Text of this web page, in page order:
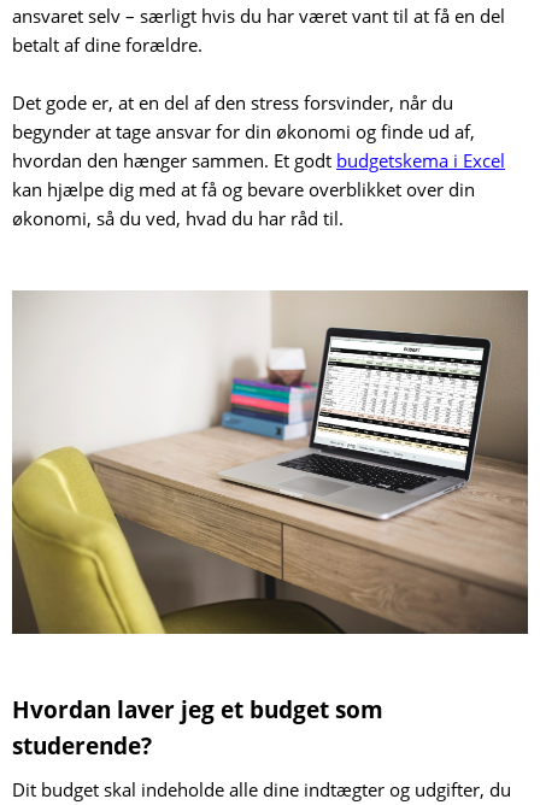
ansvaret selv – særligt hvis du har været vant til at få en del
betalt af dine forældre.
Det gode er, at en del af den stress forsvinder, når du
begynder at tage ansvar for din økonomi og finde ud af,
hvordan den hænger sammen. Et godt budgetskema i Excel
kan hjælpe dig med at få og bevare overblikket over din
økonomi, så du ved, hvad du har råd til.
Hvordan laver jeg et budget som
studerende?
Dit budget skal indeholde alle dine indtægter og udgifter, du